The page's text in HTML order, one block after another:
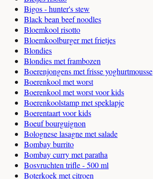
Bigos - hunter's stew
Black bean beef noodles
Bloemkool risotto
Bloemkoolburger met frietjes
Blondies
Blondies met frambozen
Boerenjongens met frisse yoghurtmousse
Boerenkool met worst
Boerenkool met worst voor kids
Boerenkoolstamp met speklapje
Boerentaart voor kids
Boeuf bourguignon
Bolognese lasagne met salade
Bombay burrito
Bombay curry met paratha
Bosvruchten trifle - 500 ml
Boterkoek met citroen